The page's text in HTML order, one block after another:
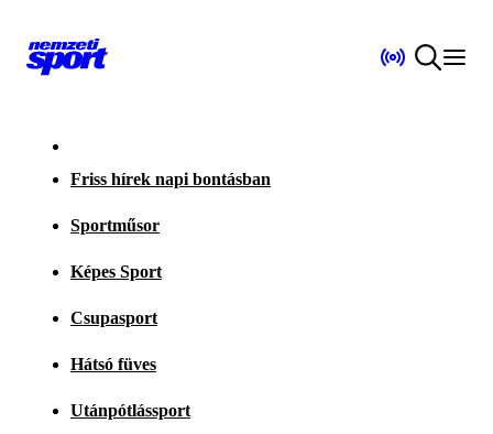
Friss hírek napi bontásban
Sportműsor
Képes Sport
Csupasport
Hátsó füves
Utánpótlássport